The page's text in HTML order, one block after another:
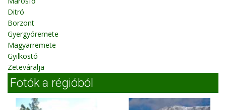
Ditró
Borzont
Gyergyóremete
Magyarremete
Gyilkostó
Zeteváralja
Fotók a régióból